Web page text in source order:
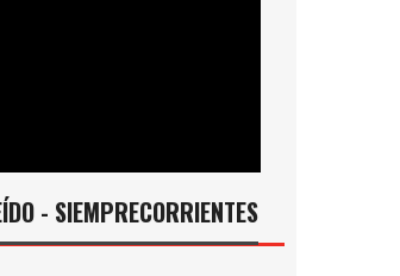
- SIEMPRECORRIENTES